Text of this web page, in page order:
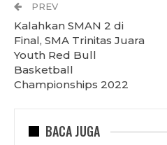
PREV
Kalahkan SMAN 2 di
Final, SMA Trinitas Juara
Youth Red Bull
Basketball
Championships 2022
BACA JUGA